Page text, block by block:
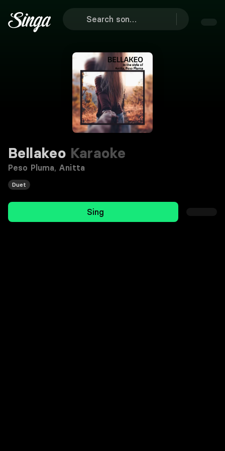
Bellakeo Karaoke
Peso Pluma, Anitta
Duet
Sing